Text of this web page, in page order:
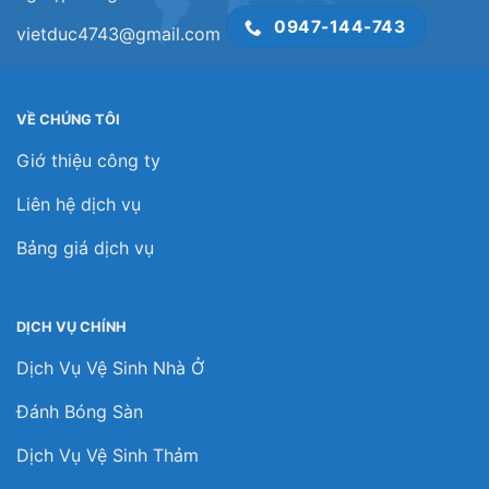
vietduc4743@gmail.com
0947-144-743
VỀ CHÚNG TÔI
Giớ thiệu công ty
Liên hệ dịch vụ
Bảng giá dịch vụ
DỊCH VỤ CHÍNH
Dịch Vụ Vệ Sinh Nhà Ở
Đánh Bóng Sàn
Dịch Vụ Vệ Sinh Thảm